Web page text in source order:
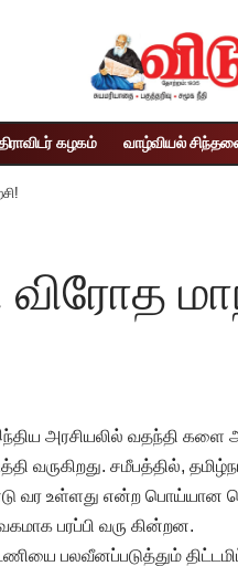
கழகம் வாழ்வியல்
அரசியலில் வதந்தி களை
வருகிறது. சமீபத்தில்,
வர உள்ளது என்ற பொய்யான
பரப்பி வரு கின்றன.
பலவீனப்படுத்தும்